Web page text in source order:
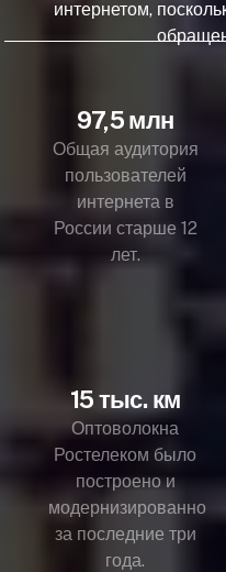
интернетом,
97,5 млн
Общая аудитория
пользователей
интернета в
России старше 12
лет.
15 тыс. км
Оптоволокна
Ростелеком было
построено и
модернизированно
за последние три
года.